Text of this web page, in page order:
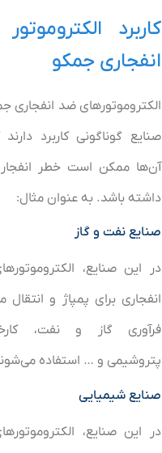
کاربرد
انفجاری جمکو
الکتروموتورهای ضد انفجاری
صنایع گوناگونی کاربرد
آن‌ها ممکن است خطر
داشته باشد. به عنوان مثال:
صنایع نفت و گاز
در این صنایع،
انفجاری برای پمپاژ و انتقال
فرآوری گاز و نفت،
پتروشیمی و … استفاده
صنایع شیمیایی
در این صنایع،